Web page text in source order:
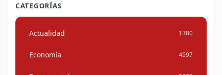
CATEGORÍAS
Actualidad 1380
Economía 4997